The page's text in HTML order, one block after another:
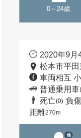
0～24歳
2020年9月
松本市平
車両相互
普通乗用車
死亡(0) 負傷
距離270m
他